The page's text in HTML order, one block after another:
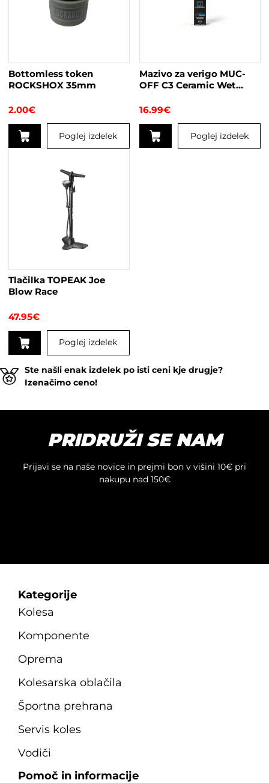
Bottomless token
ROCKSHOX 35mm
2.00€
Poglej izdelek
Mazivo za verigo MUC-
OFF C3 Ceramic Wet
Lube 50ml
16.99€
Poglej izdelek
Tlačilka TOPEAK Joe
Blow Race
47.95€
Poglej izdelek
izdelek
ima
različic.
Ste našli enak izdelek po isti ceni kje drugje?
Izenačimo ceno!
PRIDRUŽI SE NAM
Prijavi se na naše novice in prejmi bon v višini 10€ pri
nakupu nad 150€
Kategorije
Kolesa
Komponente
Oprema
Kolesarska oblačila
Športna prehrana
Servis koles
Vodiči
Pomoč in informacije